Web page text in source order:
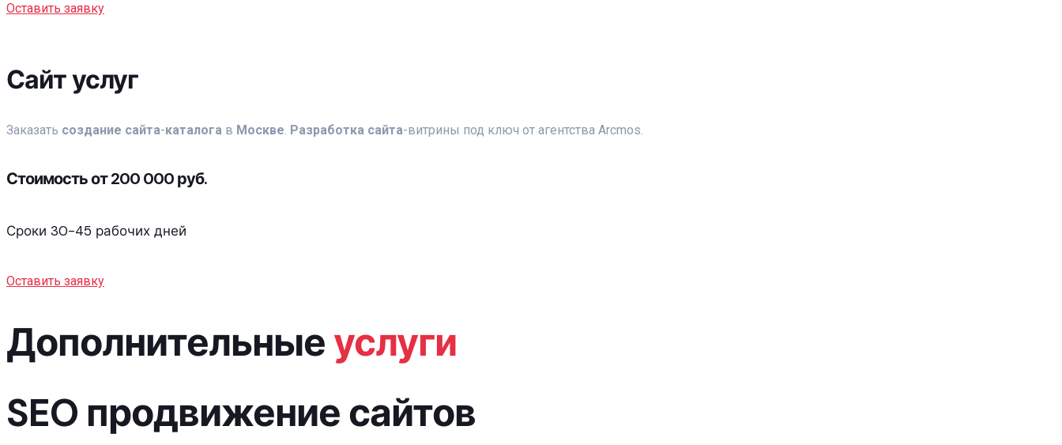
Оставить заявку
Сайт услуг
Заказать создание сайта-каталога в Москве. Разработка сайта-витрины под ключ от агентства Arcmos.
Стоимость от 200 000 руб.
Сроки 30-45 рабочих дней
Оставить заявку
Дополнительныеуслуги
SEO продвижение сайтов